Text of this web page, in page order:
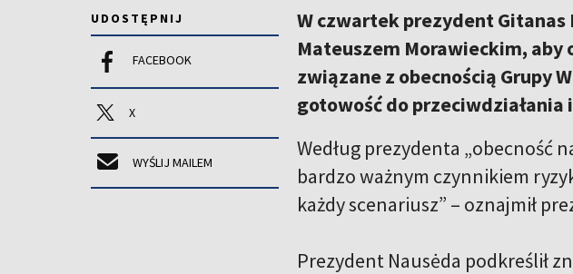
UDOSTĘPNIJ
FACEBOOK
X
WYŚLIJ MAILEM
W czwartek prezydent Gitanas
Mateuszem Morawieckim,
związane z obecnością Grupy
gotowość do
Według prezydenta „obecność
bardzo ważnym czynnikiem
każdy scenariusz” – oznajmił
Prezydent Nausėda podkreślił